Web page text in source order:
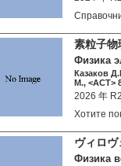
素粒子物
Физика
Казаков
М., <АСТ>
2026 年
Хотите
ヴィロ
Физика